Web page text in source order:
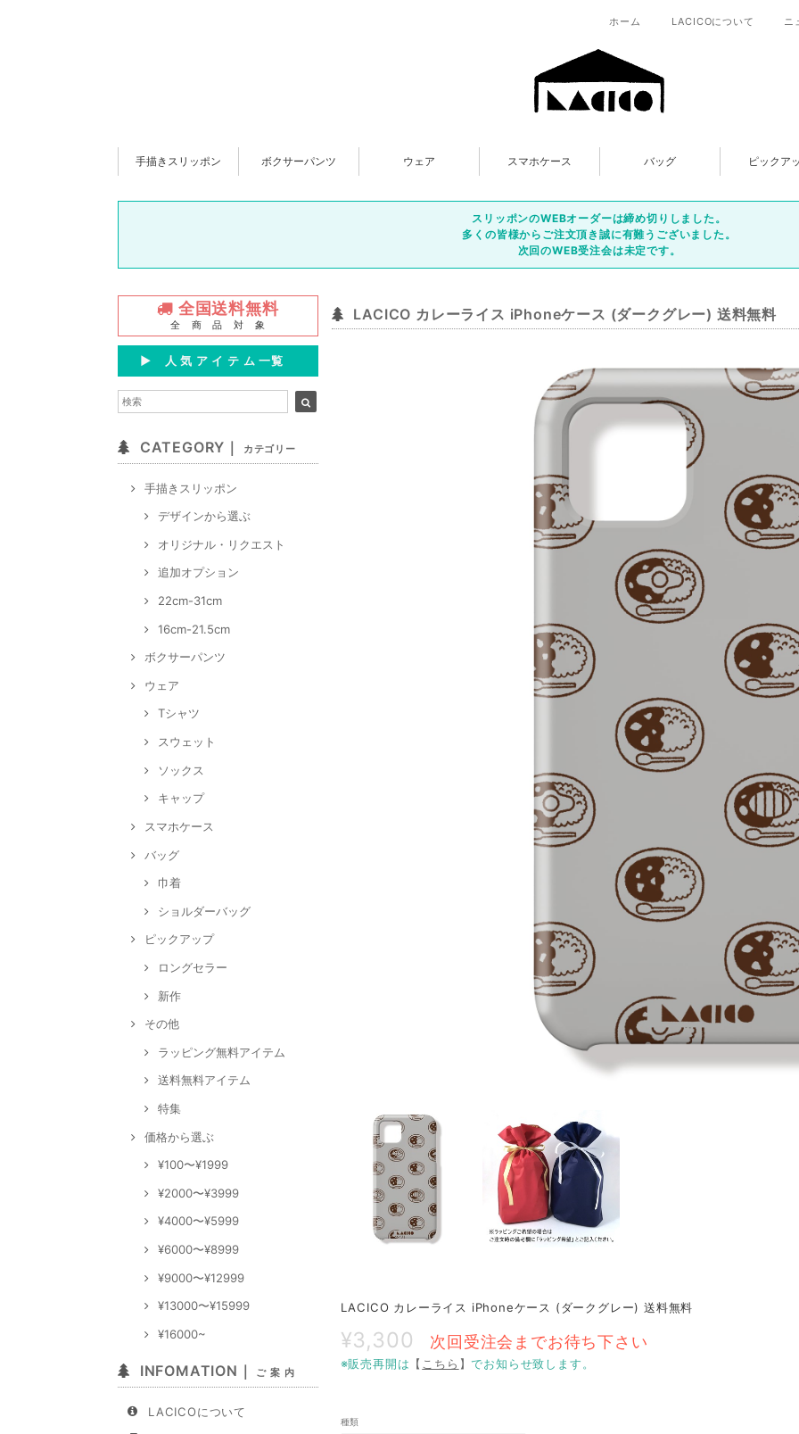
ホーム LACICOについて ニ
手描きスリッポン ボクサーパンツ ウェア スマホケース バッグ ピックア
スリッポンのWEBオーダーは締め切りしました。
多くの皆様からご注文頂き誠に有難うございました。
次回のWEB受注会は未定です。
全国送料無料
全 商 品 対 象
▶︎ 人 気 ア イ テ ム 一覧
CATEGORY｜ カテゴリー
手描きスリッポン
デザインから選ぶ
オリジナル・リクエスト
追加オプション
22cm-31cm
16cm-21.5cm
ボクサーパンツ
ウェア
Tシャツ
スウェット
ソックス
キャップ
スマホケース
バッグ
巾着
ショルダーバッグ
ピックアップ
ロングセラー
新作
その他
ラッピング無料アイテム
送料無料アイテム
特集
価格から選ぶ
¥100〜¥1999
¥2000〜¥3999
¥4000〜¥5999
¥6000〜¥8999
¥9000〜¥12999
¥13000〜¥15999
¥16000~
INFOMATION｜ ご 案 内
LACICOについて
LACICO カレーライス iPhoneケース (ダークグレー) 送料無料
LACICO カレーライス iPhoneケース (ダークグレー) 送料無料
¥3,300 次回受注会までお待ち下さい
※販売再開は 【 こちら 】でお知らせ致します。
種類